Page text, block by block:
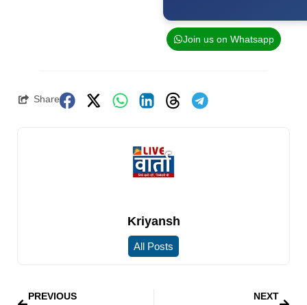
Join us on Whatsapp
Share
Kriyansh
All Posts
PREVIOUS NEXT